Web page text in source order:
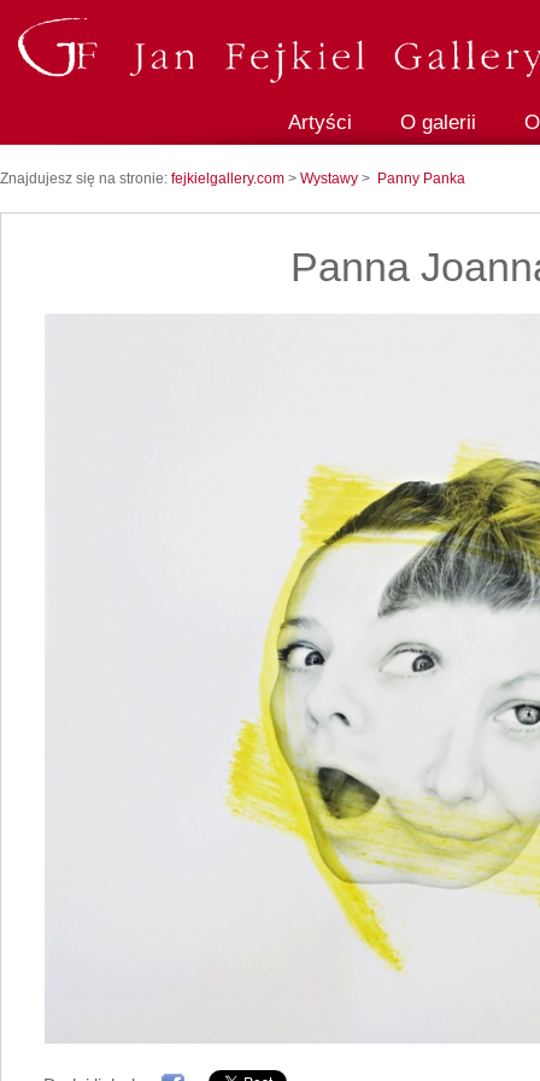
Artyści O galerii
Znajdujesz się na stronie: fejkielgallery.com > Wystawy > Panny Panka
Panna